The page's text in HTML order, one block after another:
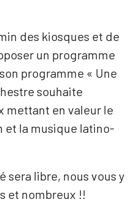
des kiosques et de
un programme
programme « Une
souhaite
mettant en valeur le
et la musique latino-
sera libre, nous vous y
et nombreux !!